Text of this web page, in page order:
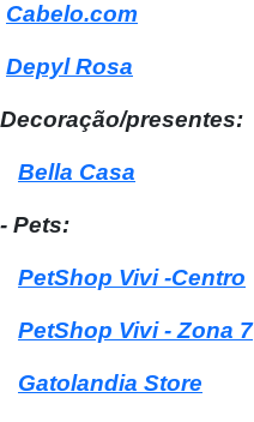
Cabelo.com
Depyl Rosa
Decoração/presentes:
Bella Casa
- Pets:
PetShop Vivi -Centro
PetShop Vivi - Zona 7
Gatolandia Store